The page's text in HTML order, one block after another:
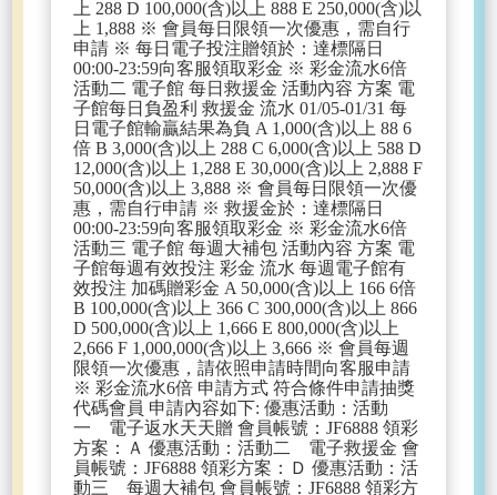
上 288 D 100,000(含)以上 888 E 250,000(含)以
上 1,888 ※ 會員每日限領一次優惠，需自行
申請 ※ 每日電子投注贈領於：達標隔日
00:00-23:59向客服領取彩金 ※ 彩金流水6倍
活動二 電子館 每日救援金 活動內容 方案 電
子館每日負盈利 救援金 流水 01/05-01/31 每
日電子館輸贏結果為負 A 1,000(含)以上 88 6
倍 B 3,000(含)以上 288 C 6,000(含)以上 588 D
12,000(含)以上 1,288 E 30,000(含)以上 2,888 F
50,000(含)以上 3,888 ※ 會員每日限領一次優
惠，需自行申請 ※ 救援金於：達標隔日
00:00-23:59向客服領取彩金 ※ 彩金流水6倍
活動三 電子館 每週大補包 活動內容 方案 電
子館每週有效投注 彩金 流水 每週電子館有
效投注 加碼贈彩金 A 50,000(含)以上 166 6倍
B 100,000(含)以上 366 C 300,000(含)以上 866
D 500,000(含)以上 1,666 E 800,000(含)以上
2,666 F 1,000,000(含)以上 3,666 ※ 會員每週
限領一次優惠，請依照申請時間向客服申請
※ 彩金流水6倍 申請方式 符合條件申請抽獎
代碼會員 申請內容如下: 優惠活動：活動
一 電子返水天天贈 會員帳號：JF6888 領彩
方案：Ａ 優惠活動：活動二 電子救援金 會
員帳號：JF6888 領彩方案：Ｄ 優惠活動：活
動三 每週大補包 會員帳號：JF6888 領彩方